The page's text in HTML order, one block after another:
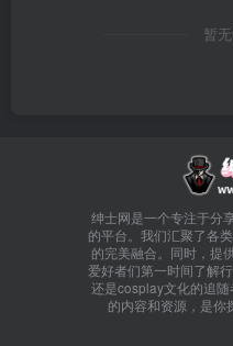
暂
绅士网是一个专注于分
的平台。我们汇聚了各
的完美融合。同时，提
爱好者们第一时间了解
还是cosplay文化的追
的内容和资源，是你